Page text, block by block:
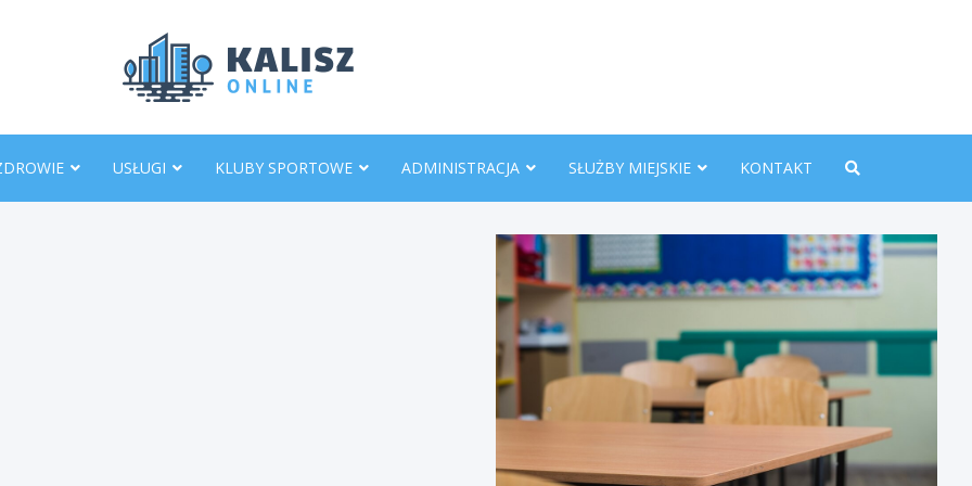
USŁUGI KLUBY SPORTOWE ADMINISTRACJA SŁUŻBY MIEJSKIE KONTAKT